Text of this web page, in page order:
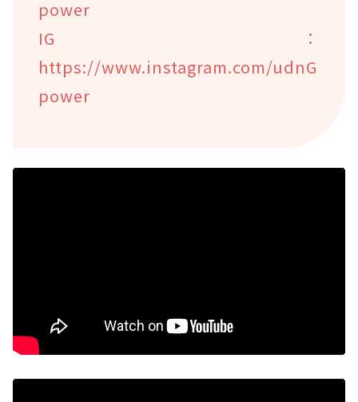
power
IG：
https://www.instagram.com/udnG
power